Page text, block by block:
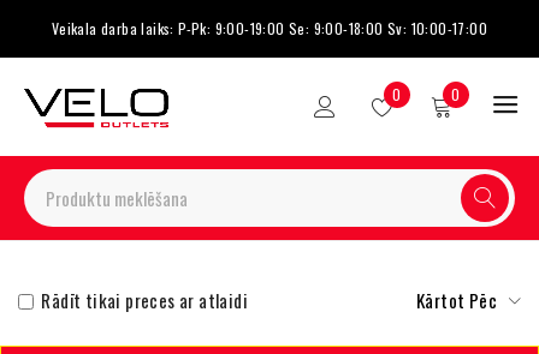
Veikala darba laiks: P-Pk: 9:00-19:00 Se: 9:00-18:00 Sv: 10:00-17:00
0 0
Kārtot Pēc
Rādīt tikai preces ar atlaidi